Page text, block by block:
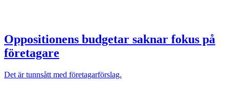
Oppositionens budgetar saknar fokus på
företagare
Det är tunnsått med företagarförslag.